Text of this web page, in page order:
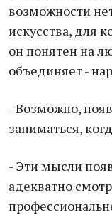
возможности
искусства, для
он понятен на
объединяет -
- Возможно,
заниматься,
- Эти мысли
адекватно